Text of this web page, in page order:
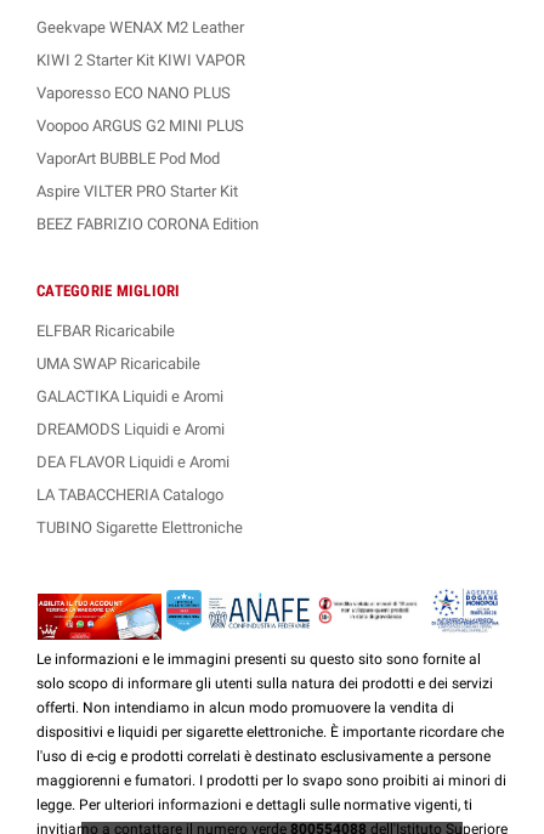
Geekvape WENAX M2 Leather
KIWI 2 Starter Kit KIWI VAPOR
Vaporesso ECO NANO PLUS
Voopoo ARGUS G2 MINI PLUS
VaporArt BUBBLE Pod Mod
Aspire VILTER PRO Starter Kit
BEEZ FABRIZIO CORONA Edition
CATEGORIE MIGLIORI
ELFBAR Ricaricabile
UMA SWAP Ricaricabile
GALACTIKA Liquidi e Aromi
DREAMODS Liquidi e Aromi
DEA FLAVOR Liquidi e Aromi
LA TABACCHERIA Catalogo
TUBINO Sigarette Elettroniche
Le informazioni e le immagini presenti su questo sito sono fornite al
solo scopo di informare gli utenti sulla natura dei prodotti e dei servizi
offerti. Non intendiamo in alcun modo promuovere la vendita di
dispositivi e liquidi per sigarette elettroniche. È importante ricordare che
l'uso di e-cig e prodotti correlati è destinato esclusivamente a persone
maggiorenni e fumatori. I prodotti per lo svapo sono proibiti ai minori di
legge. Per ulteriori informazioni e dettagli sulle normative vigenti, ti
invitiamo a contattare il numero verde 800554088 dell'Istituto Superiore